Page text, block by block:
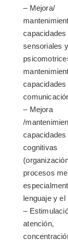
– Mejora/
capacidades
sensoriales y
capacidades
– Mejora
/
capacidades
cognitivas
procesos
lenguaje y el
–
atención,